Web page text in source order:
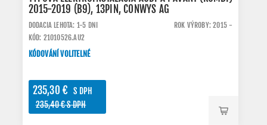
2015-2019 (B9), 13PIN, CONWYS AG
DODACIA LEHOTA: 1-5 DNI
ROK VÝROBY: 2015 -
KÓD: 21010526.AU2
KÓDOVÁNÍ VOLITELNÉ
235,30 €
S DPH
235,40 € S DPH